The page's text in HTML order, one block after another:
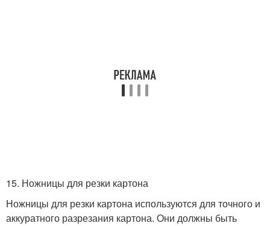
15. Ножницы для резки картона
Ножницы для резки картона используются для точного и
аккуратного разрезания картона. Они должны быть